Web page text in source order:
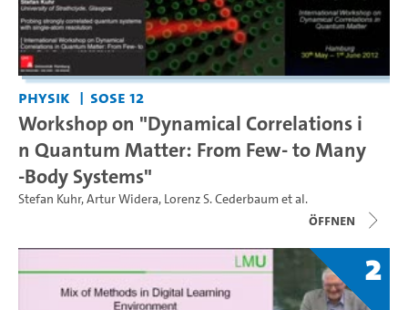
Physik SoSe 12
Workshop on "Dynamical Correlations i
n Quantum Matter: From Few- to Many
-Body Systems"
Stefan Kuhr,Artur Widera, Lorenz S. Cederbaum et al.
Öffnen
2